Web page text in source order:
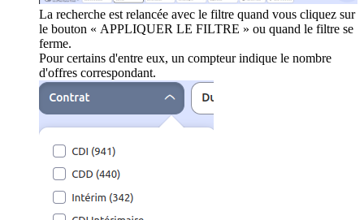
La recherche est relancée avec le filtre quand vous cliquez sur
le bouton « APPLIQUER LE FILTRE » ou quand le filtre se
ferme.
Pour certains d'entre eux, un compteur indique le nombre
d'offres correspondant.